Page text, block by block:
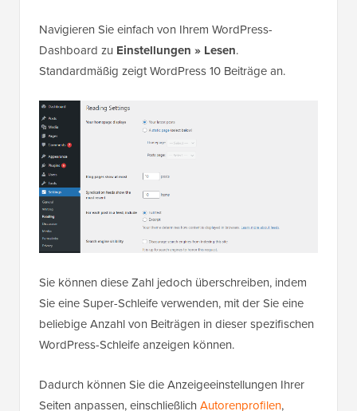
Navigieren Sie einfach von Ihrem WordPress-
Dashboard zu Einstellungen » Lesen.
Standardmäßig zeigt WordPress 10 Beiträge an.
Sie können diese Zahl jedoch überschreiben, indem
Sie eine Super-Schleife verwenden, mit der Sie eine
beliebige Anzahl von Beiträgen in dieser spezifischen
WordPress-Schleife anzeigen können.
Dadurch können Sie die Anzeigeeinstellungen Ihrer
Seiten anpassen, einschließlichAutorenprofilen,